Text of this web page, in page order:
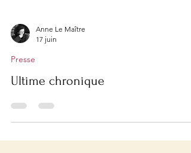
Presse
Ultime chronique